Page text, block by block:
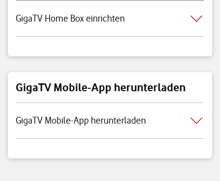
GigaTV Home Box einrichten
GigaTV Mobile-App herunterladen
GigaTV Mobile-App herunterladen